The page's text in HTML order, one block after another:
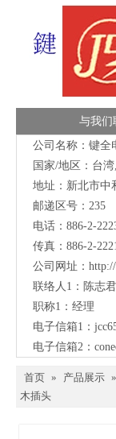
与我们
公司名称：键全
国家/地区：台
地址：新北市中
邮递区号：235
电话：886-2-
传真：886-2-
公司网址：
联络人1：陈志君
职称1： 经理
电子信箱1：
电子信箱2：
首页 » 产品展示 »
木插头